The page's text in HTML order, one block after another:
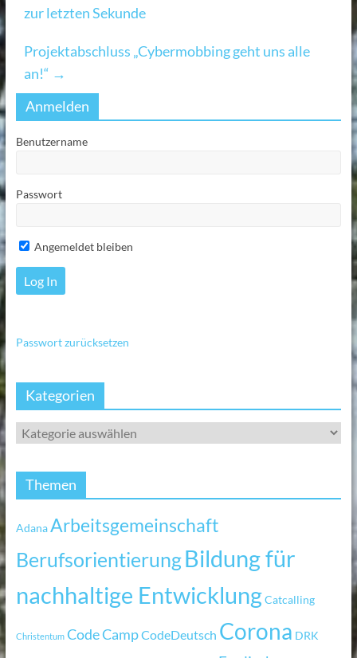
zur letzten Sekunde
Projektabschluss „Cybermobbing geht uns alle
an!“ →
Anmelden
Benutzername
Passwort
Angemeldet bleiben
Passwort zurücksetzen
Kategorien
Themen
AdanaArbeitsgemeinschaft
BerufsorientierungBildung für
nachhaltige EntwicklungCatcalling
Christentum Code CampCodeDeutsch Corona DRK